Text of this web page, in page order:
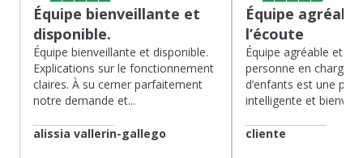
Équipe bienveillante et
disponible.
Équipe bienveillante et disponible.
Explications sur le fonctionnement
claires. À su cerner parfaitement
notre demande et...
alissia vallerin-gallego
Équipe
l’écoute
Équipe agréable et à
personne en charge
d’enfants est une
intelligente et
cliente